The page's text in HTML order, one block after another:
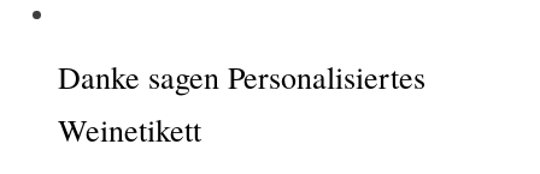
Danke sagen Personalisiertes
Weinetikett